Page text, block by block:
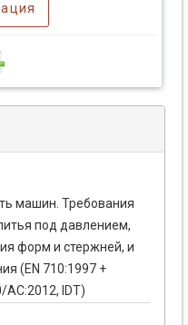
машин. Требования
под давлением,
форм и стержней, и
(EN 710:1997 +
AC:2012, IDT)